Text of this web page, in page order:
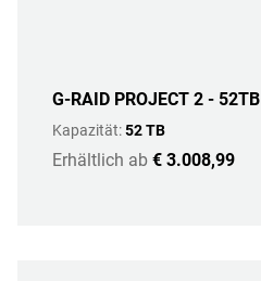
G-RAID PROJECT 2 - 52TB
Kapazität:52 TB
Erhältlich ab € 3.008,99